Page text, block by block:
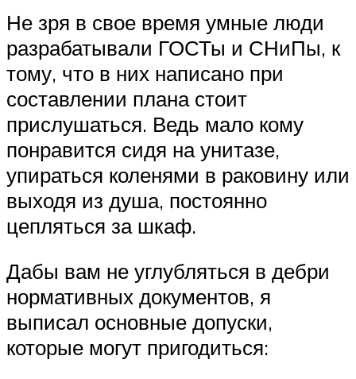
Не зря в свое время умные люди
разрабатывали ГОСТы и СНиПы, к
тому, что в них написано при
составлении плана стоит
прислушаться. Ведь мало кому
понравится сидя на унитазе,
упираться коленями в раковину или
выходя из душа, постоянно
цепляться за шкаф.
Дабы вам не углубляться в дебри
нормативных документов, я
выписал основные допуски,
которые могут пригодиться: